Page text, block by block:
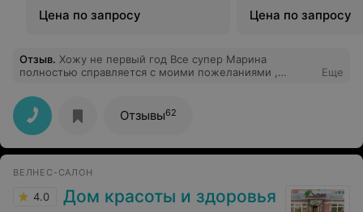
Цена по запросу Цена по запросу
Отзыв. Хожу не первый год Все супер Марина
полностью справляется с моими пожеланиями ,
Еще
Отзывы62
ВЕЛНЕС-САЛОН
4.0 Дом красоты и здоровья